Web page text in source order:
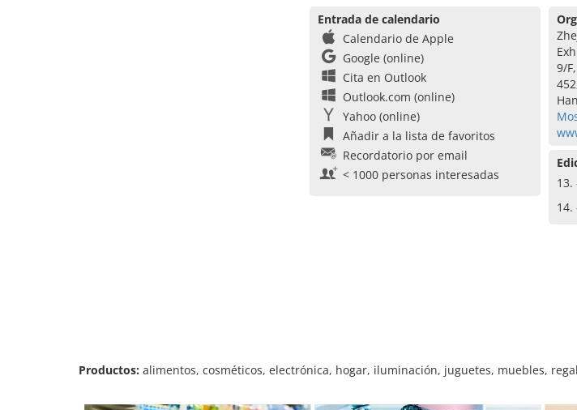
Entrada de calendario
Calendario de Apple
Google (online)
Cita en Outlook
Outlook.com (online)
Yahoo (online)
Añadir a la lista de favoritos
Recordatorio por email
< 1000 personas interesadas
9/
13.
14.
Productos: alimentos, cosméticos, electrónica, hogar, iluminación, juguetes, muebles,